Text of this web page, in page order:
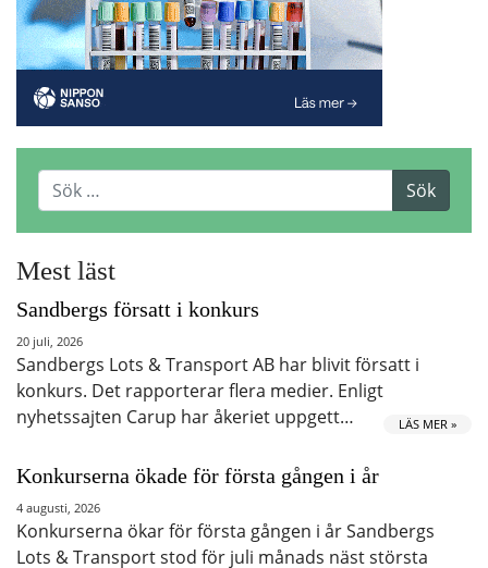
Mest läst
Sandbergs försatt i konkurs
20 juli, 2026
Sandbergs Lots & Transport AB har blivit försatt i
konkurs. Det rapporterar flera medier. Enligt
nyhetssajten Carup har åkeriet uppgett…
LÄS MER »
Konkurserna ökade för första gången i år
4 augusti, 2026
Konkurserna ökar för första gången i år Sandbergs
Lots & Transport stod för juli månads näst största